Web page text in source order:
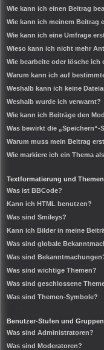
Wie kann ich einen Beitrag
Wie kann ich meinem Beitrag
Wie kann ich eine Umfrage
Wieso kann ich nicht mehr
Wie bearbeite oder lösche ich
Warum kann ich auf
Weshalb kann ich keine
Weshalb wurde ich verwarnt?
Wie kann ich Beiträge den
Was bewirkt die
Warum muss mein Beitrag
Wie markiere ich ein Thema
Textformatierung und
Was ist BBCode?
Kann ich HTML benutzen?
Was sind Smileys?
Kann ich Bilder in meine
Was sind globale
Was sind
Was sind wichtige Themen?
Was sind geschlossene
Was sind Themen-Symbole?
Benutzer-Stufen und Gruppen
Was sind Administratoren?
Was sind Moderatoren?